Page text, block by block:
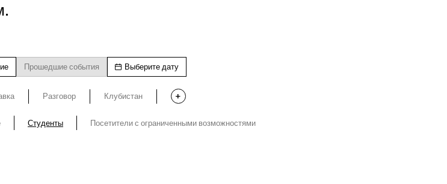
Прошедшие события Выберите дату
Разговор Клубистан
Студенты Посетители с ограниченными возможностями